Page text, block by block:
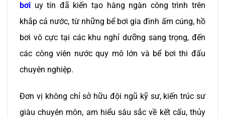
bơi uy tín đã kiến tạo hàng ngàn công trình trên
khắp cả nước, từ những bể bơi gia đình ấm cúng, hồ
bơi vô cực tại các khu nghỉ dưỡng sang trọng, đến
các công viên nước quy mô lớn và bể bơi thi đấu
chuyên nghiệp.
Đơn vị không chỉ sở hữu đội ngũ kỹ sư, kiến trúc sư
giàu chuyên môn, am hiểu sâu sắc về kết cấu, thủy